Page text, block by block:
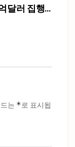
달러 집행…
는 *로 표시됩